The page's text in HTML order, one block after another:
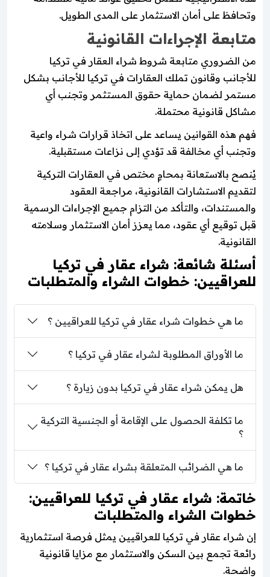
وتحافظ على أمان الاستثمار على المدى الطويل.
متابعة الإجراءات القانونية
من الضروري متابعة شروط شراء العقار في تركيا
للأجانب وقانون تملك العقارات في تركيا للأجانب بشكل
مستمر لضمان حماية حقوق المستثمر وتجنب أي
مشاكل قانونية محتملة.
فهم هذه القوانين يساعد على اتخاذ قرارات شراء واعية
وتجنب أي مخالفة قد تؤدي إلى نزاعات مستقبلية.
يُنصح بالاستعانة بمحامٍ مختص في العقارات التركية
لتقديم الاستشارات القانونية، مراجعة العقود
والمستندات، والتأكد من التزام جميع الإجراءات الرسمية
قبل توقيع أي عقود، مما يعزز أمان الاستثمار وسلامته
القانونية.
أسئلة شائعة: شراء عقار في تركيا
للعراقيين: خطوات الشراء والمتطلبات
ما هي خطوات شراء عقار في تركيا للعراقيين ؟
ما الأوراق المطلوبة لشراء عقار في تركيا ؟
هل يمكن شراء عقار في تركيا بدون زيارة ؟
ما تكلفة الحصول على الإقامة أو الجنسية التركية
؟
ما هي الضرائب المتعلقة بشراء عقار في تركيا ؟
خاتمة: شراء عقار في تركيا للعراقيين:
خطوات الشراء والمتطلبات
إن شراء عقار في تركيا للعراقيين يمثل فرصة استثمارية
رائعة تجمع بين السكن والاستثمار مع مزايا قانونية
واضحة.